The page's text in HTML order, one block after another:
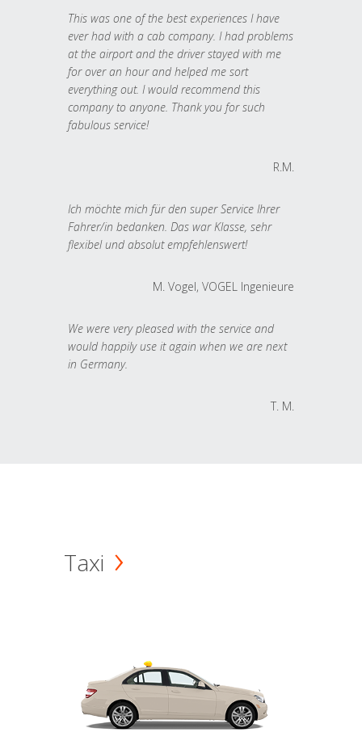
This was one of the best experiences I have
ever had with a cab company. I had problems
at the airport and the driver stayed with me
for over an hour and helped me sort
everything out. I would recommend this
company to anyone. Thank you for such
fabulous service!
R.M.
Ich möchte mich für den super Service Ihrer
Fahrer/in bedanken. Das war Klasse, sehr
flexibel und absolut empfehlenswert!
M. Vogel, VOGEL Ingenieure
We were very pleased with the service and
would happily use it again when we are next
in Germany.
T. M.
Taxi